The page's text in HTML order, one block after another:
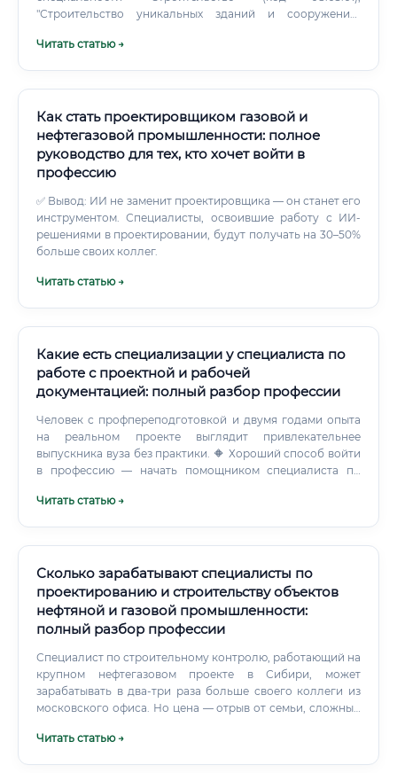
"Строительство уникальных зданий и сооружений"
Читать статью →
Как стать проектировщиком газовой и
нефтегазовой промышленности: полное
руководство для тех, кто хочет войти в
профессию
✅ Вывод: ИИ не заменит проектировщика — он станет его
инструментом. Специалисты, освоившие работу с ИИ-
решениями в проектировании, будут получать на 30–50%
больше своих коллег.
Читать статью →
Какие есть специализации у специалиста по
работе с проектной и рабочей
документацией: полный разбор профессии
Человек с профпереподготовкой и двумя годами опыта
на реальном проекте выглядит привлекательнее
выпускника вуза без практики. 🔶 Хороший способ войти
в профессию — начать помощником специалиста по
строительном объекте.
Читать статью →
Сколько зарабатывают специалисты по
проектированию и строительству объектов
нефтяной и газовой промышленности:
полный разбор профессии
Специалист по строительному контролю, работающий на
крупном нефтегазовом проекте в Сибири, может
зарабатывать в два-три раза больше своего коллеги из
московского офиса. Но цена — отрыв от семьи, сложный
платят меньше, чем нефтяные компании или крупные
Читать статью →